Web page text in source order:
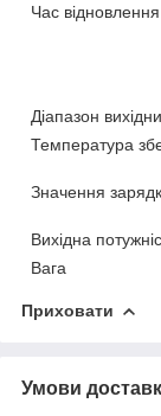
Час відновлення
Діапазон
Температура
Значення
Вихідна
Вага
Приховати
Умови